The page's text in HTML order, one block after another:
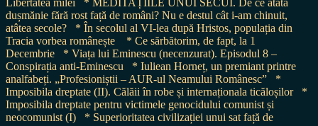
dușmănie fără rost față de români? Nu e destul cât i-am chinuit,
atâtea secole?
* În secolul al VI-lea după Hristos, populația din
Tracia vorbea românește
* Ce sărbătorim, de fapt, la 1
Decembrie
* Viața lui Eminescu (necenzurat). Episodul 8 –
Conspirația anti-Eminescu
* Iuliean Horneț, un premiant printre
analfabeți. „Profesioniștii – AUR-ul Neamului Românesc”
*
Imposibila dreptate (II). Călăii în robe și internaționala ticăloșilor
*
Imposibila dreptate pentru victimele genocidului comunist și
neocomunist (I)
* Superioritatea civilizației unui sat față de